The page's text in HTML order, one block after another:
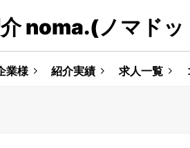
noma.(ノマド
業様 紹介実績 求人一覧